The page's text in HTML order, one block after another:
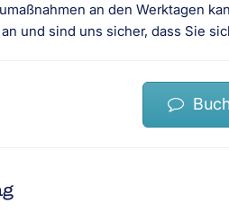
an den Werktagen
und sind uns sicher, dass Sie